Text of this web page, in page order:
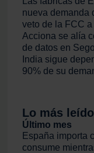
nueva demanda
veto de la FCC
Acciona se alía
de datos en
India sigue
90% de su
Lo más leído
Último mes
España importa
consume